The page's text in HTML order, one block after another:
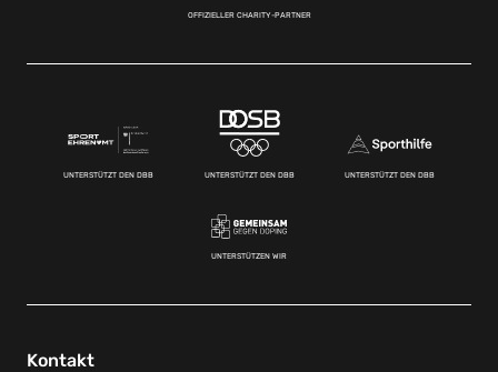
OFFIZIELLER CHARITY-PARTNER
UNTERSTÜTZT DEN DBB UNTERSTÜTZT DEN DBB UNTERSTÜTZT DEN DBB
UNTERSTÜTZEN WIR
Kontakt